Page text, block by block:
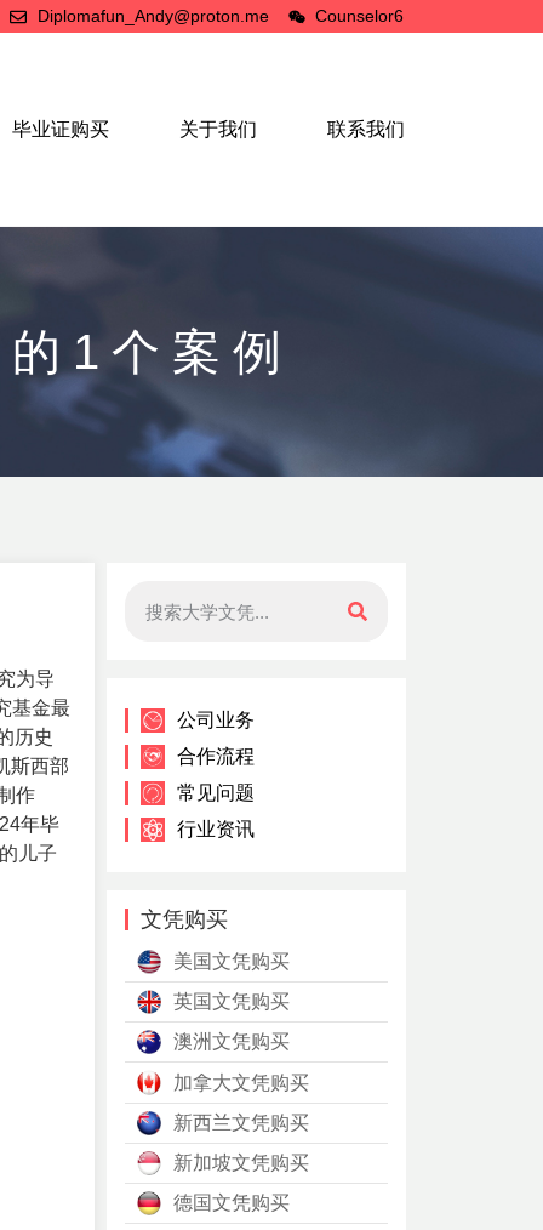
Diplomafun_Andy@proton.me Counselor6
毕业证购买 关于我们 联系我们
1个案例
为导
基金最
历史
斯西部
作
年毕
儿子
公司业务
合作流程
常见问题
行业资讯
文凭购买
美国文凭购买
英国文凭购买
澳洲文凭购买
加拿大文凭购买
新西兰文凭购买
新加坡文凭购买
德国文凭购买